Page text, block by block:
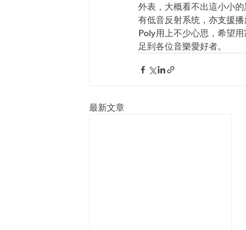
外表，大概看不出這小小
有低音反射系统 ，亦支援
Poly用上不少心思，希望
足到各位音樂愛好者。
最新文章